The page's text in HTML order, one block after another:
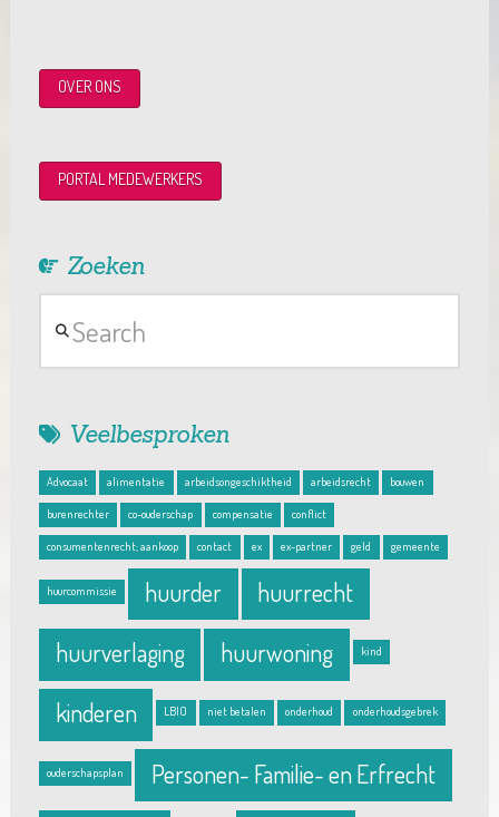
OVER ONS
PORTAL MEDEWERKERS
Zoeken
Veelbesproken
Advocaat alimentatie arbeidsongeschiktheid arbeidsrecht bouwen
burenrechter co-ouderschap compensatie conflict
consumentenrecht; aankoop contact ex ex-partner geld gemeente
huurcommissie huurder huurrecht
huurverlaging huurwoning kind
kinderen LBIO niet betalen onderhoud onderhoudsgebrek
ouderschapsplan Personen- Familie- en Erfrecht